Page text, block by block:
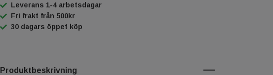
Leverans 1-4 arbetsdagar
Fri frakt från 500kr
30 dagars öppet köp
Produktbeskrivning